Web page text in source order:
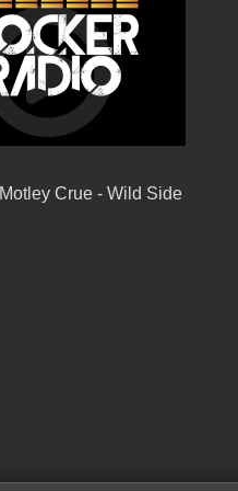
Motley Crue - Wild Side